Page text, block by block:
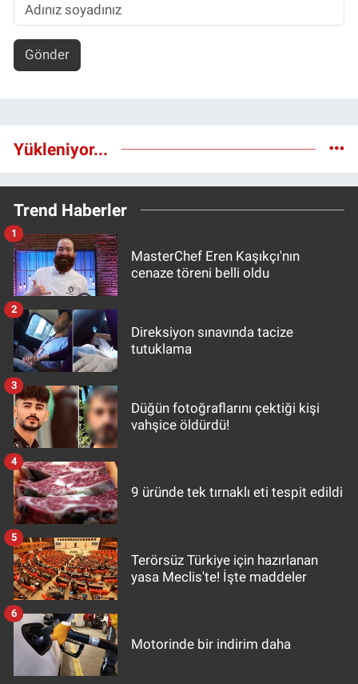
Gönder
Yükleniyor...
Trend Haberler
MasterChef Eren Kaşıkçı'nın
cenaze töreni belli oldu
1
Direksiyon sınavında tacize
tutuklama
2
Düğün fotoğraflarını çektiği kişi
vahşice öldürdü!
3
9 üründe tek tırnaklı eti tespit edildi
4
Terörsüz Türkiye için hazırlanan
yasa Meclis'te! İşte maddeler
5
Motorinde bir indirim daha
6